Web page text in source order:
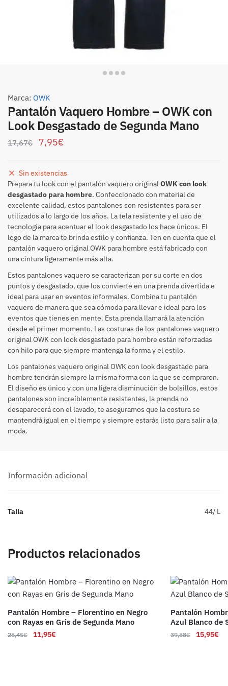
Marca: OWK
Pantalón Vaquero Hombre – OWK con
Look Desgastado de Segunda Mano
17,67€ 7,95€
Sin existencias
Prepara tu look con el pantalón vaquero originalOWK con look
desgastado para hombre. Confeccionado con material de
excelente calidad, estos pantalones son resistentes para ser
utilizados a lo largo de los años. La tela resistente y el uso de
tecnología para acentuar el look desgastado los hace únicos. El
logo de la marca te brinda estilo y confianza. Ten en cuenta que el
pantalón vaquero original OWK para hombre está fabricado con
una cintura ligeramente más alta.
Estos pantalones vaquero se caracterizan por su corte en dos
puntos y desgastado, que los convierte en una prenda divertida e
ideal para usar en eventos informales. Combina tu pantalón
vaquero de manera que sea cómoda para llevar e ideal para los
eventos que tienes en mente. Esta prenda llamará la atención
desde el primer momento. Las costuras de los pantalones vaquero
original OWK con look desgastado para hombre están reforzadas
con hilo para que siempre mantenga la forma y el estilo.
Los pantalones vaquero original OWK con look desgastado para
hombre tendrán siempre la misma forma con la que se compraron.
El diseño es único y con una ligera disminución de bolsillos, estos
pantalones son increíblemente resistentes, la prenda no
desaparecerá con el lavado, te aseguramos que la costura se
mantendrá igual en el tiempo y siempre estarás listo para salir a la
moda.
Información adicional
Talla 44/ L
Productos relacionados
Pantalón Hombre – Florentino en Negro
con Rayas en Gris de Segunda Mano
28,45€ 11,95€
Pantalón
Azul Blanco de
39,88€ 15,95€